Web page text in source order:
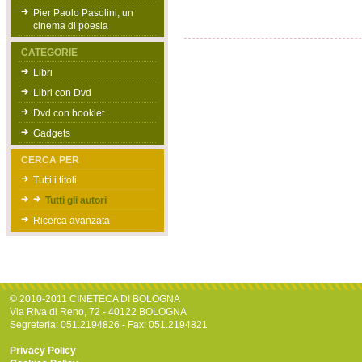
Pier Paolo Pasolini, un
cinema di poesia
CATEGORIE
Libri
Libri con Dvd
Dvd con booklet
Gadgets
CERCA PER
Tutti i titoli
Tutti gli autori
Ricerca avanzata
© 2010-2011 CINETECA DI BOLOGNA
Via Riva di Reno, 72 - 40122 BOLOGNA
Segreteria: 051.2194826 - Fax: 051.2194821
Privacy Policy